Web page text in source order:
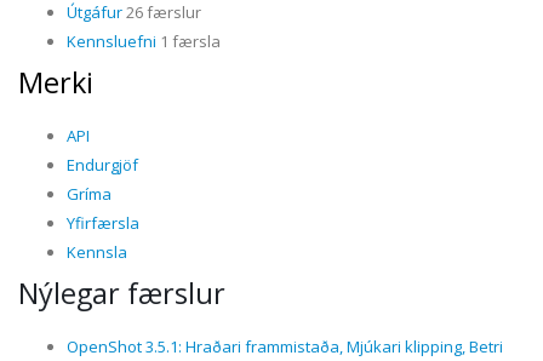
Útgáfur26 færslur
Kennsluefni 1 færsla
Merki
API
Endurgjöf
Gríma
Yfirfærsla
Kennsla
Nýlegar færslur
OpenShot 3.5.1: Hraðari frammistaða, Mjúkari klipping, Betri